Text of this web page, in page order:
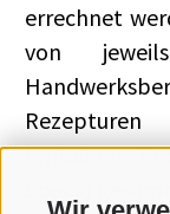
errechnet
von
typischen